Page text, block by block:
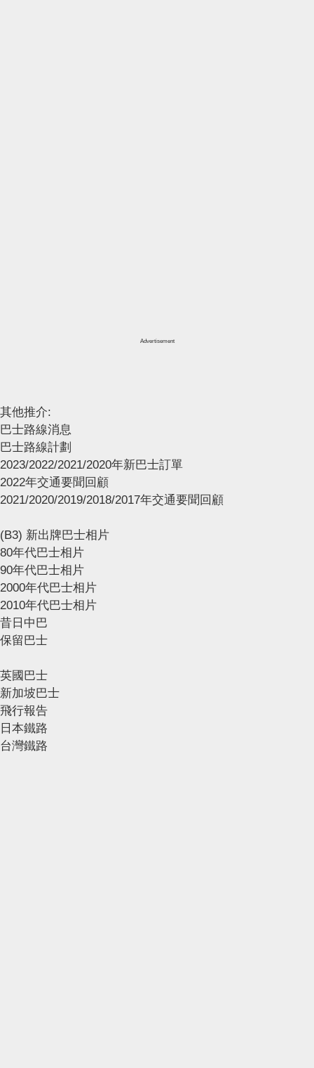
Advertisement
其他推介:
巴士路線消息
巴士路線計劃
2023/2022/2021/2020年新巴士訂單
2022年交通要聞回顧
2021/2020/2019/2018/2017年交通要聞回顧
(B3) 新出牌巴士相片
80年代巴士相片
90年代巴士相片
2000年代巴士相片
2010年代巴士相片
昔日中巴
保留巴士
英國巴士
新加坡巴士
飛行報告
日本鐵路
台灣鐵路